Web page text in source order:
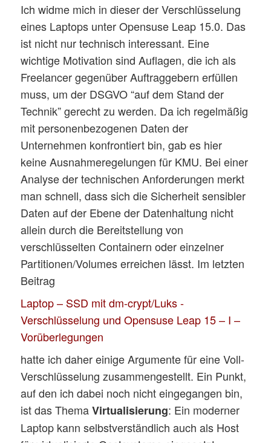
Ich widme mich in dieser der Verschlüsselung
eines Laptops unter Opensuse Leap 15.0. Das
ist nicht nur technisch interessant. Eine
wichtige Motivation sind Auflagen, die ich als
Freelancer gegenüber Auftraggebern erfüllen
muss, um der DSGVO “auf dem Stand der
Technik” gerecht zu werden. Da ich regelmäßig
mit personenbezogenen Daten der
Unternehmen konfrontiert bin, gab es hier
keine Ausnahmeregelungen für KMU. Bei einer
Analyse der technischen Anforderungen merkt
man schnell, dass sich die Sicherheit sensibler
Daten auf der Ebene der Datenhaltung nicht
allein durch die Bereitstellung von
verschlüsselten Containern oder einzelner
Partitionen/Volumes erreichen lässt. Im letzten
Beitrag
Laptop – SSD mit dm-crypt/Luks -
Verschlüsselung und Opensuse Leap 15 – I –
Vorüberlegungen
hatte ich daher einige Argumente für eine Voll-
Verschlüsselung zusammengestellt. Ein Punkt,
auf den ich dabei noch nicht eingegangen bin,
ist das ThemaVirtualisierung: Ein moderner
Laptop kann selbstverständlich auch als Host